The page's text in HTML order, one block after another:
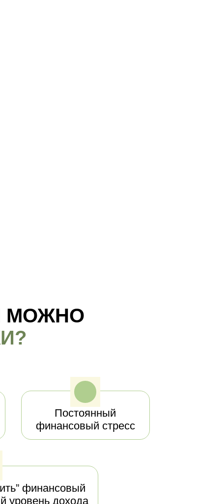
МОЖНО
Постоянный
финансовый стресс
финансовый
уровень дохода